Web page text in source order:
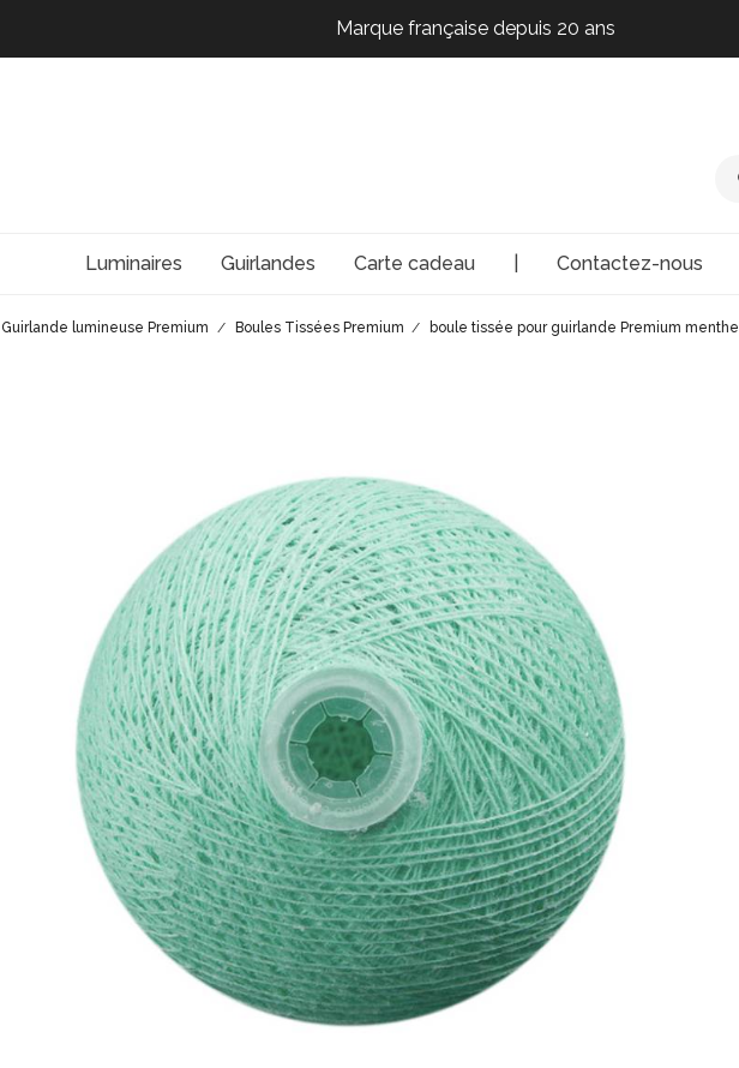
Marque française depuis 20 ans
Marque française depuis 20 ans
Luminaires Guirlandes Carte cadeau Contactez-nous
Guirlande lumineuse Premium Boules Tissées Premium boule tissée pour guirlande Premium menthe